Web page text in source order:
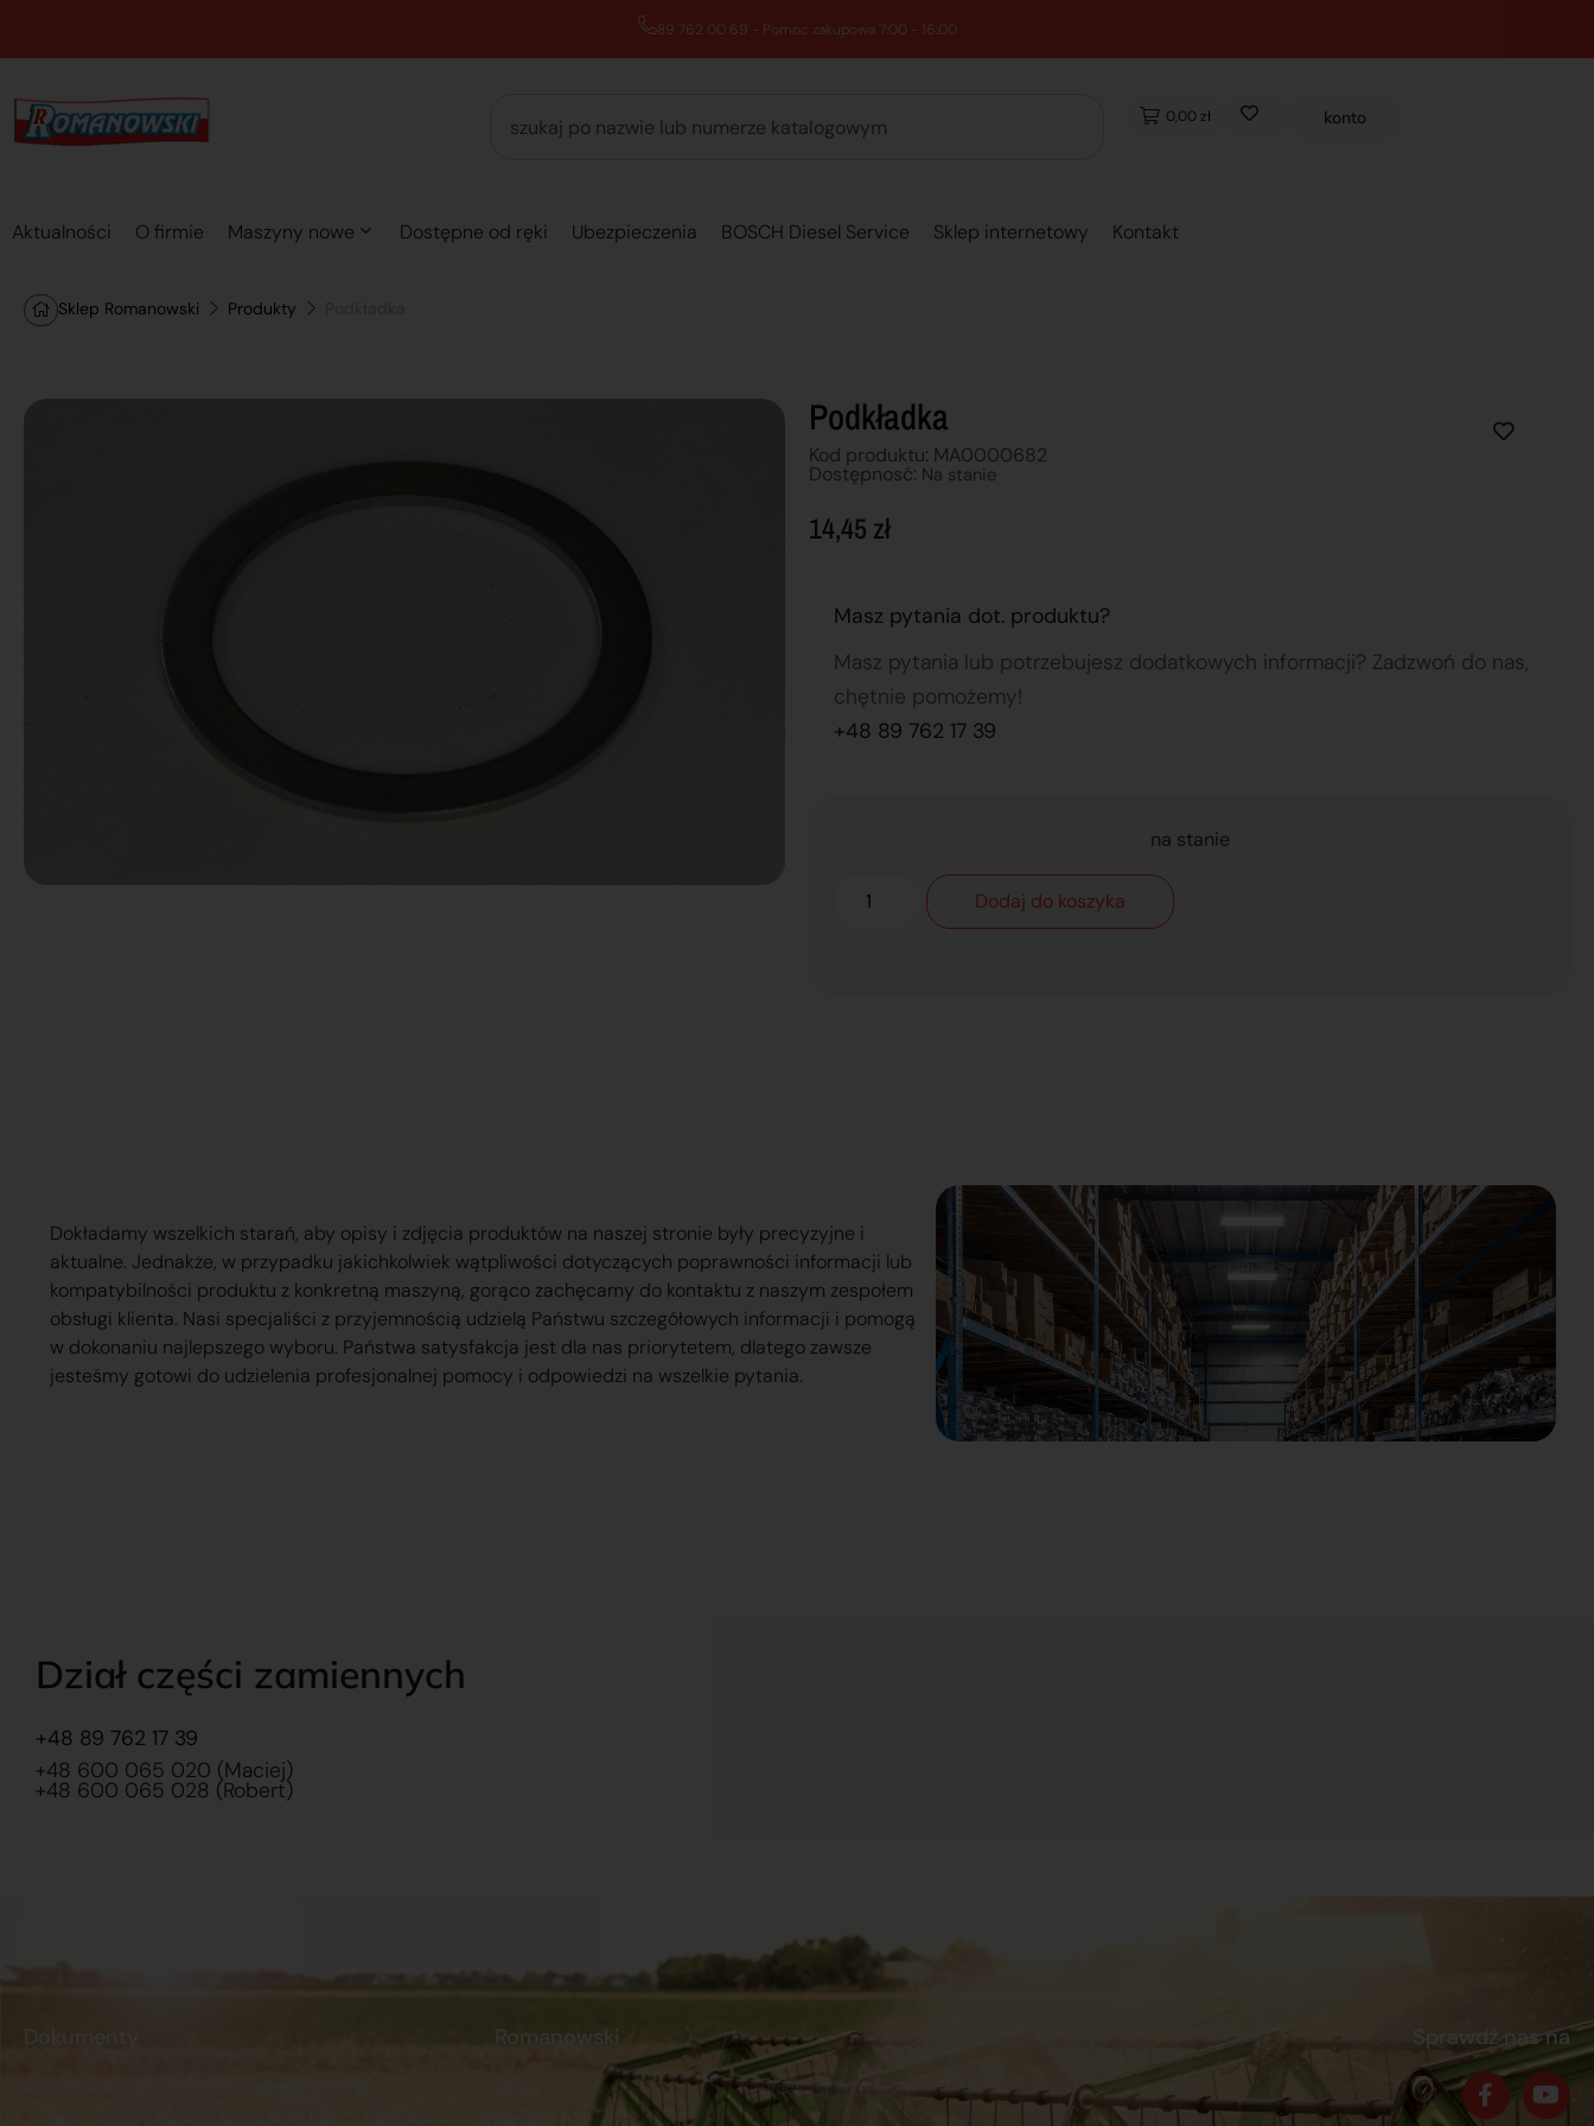
89 762 00 69 - Pomoc zakupowa 7:00 - 16:00
0,00 zł konto
Aktualności O firmie Maszyny nowe Dostępne od ręki Ubezpieczenia BOSCH Diesel Service Sklep internetowy Kontakt
Sklep Romanowski Produkty
Podkładka
Kod produktu: MA0000682
Dostępnosć: Na stanie
14,45 zł
Masz pytania dot. produktu?
Masz pytania lub potrzebujesz dodatkowych informacji? Zadzwoń do nas,
chętnie pomożemy!
+48 89 762 17 39
na stanie
Dodaj do koszyka
Dokładamy wszelkich starań, aby opisy i zdjęcia produktów na naszej stronie były precyzyjne i
aktualne. Jednakże, w przypadku jakichkolwiek wątpliwości dotyczących poprawności informacji lub
kompatybilności produktu z konkretną maszyną, gorąco zachęcamy do kontaktu z naszym zespołem
obsługi klienta. Nasi specjaliści z przyjemnością udzielą Państwu szczegółowych informacji i pomogą
w dokonaniu najlepszego wyboru. Państwa satysfakcja jest dla nas priorytetem, dlatego zawsze
jesteśmy gotowi do udzielenia profesjonalnej pomocy i odpowiedzi na wszelkie pytania.
Dział części zamiennych
+48 89 762 17 39
+48 600 065 020 (Maciej)
+48 600 065 028 (Robert)
Dokumenty Romanowski
Praca
Sprawdź nas na